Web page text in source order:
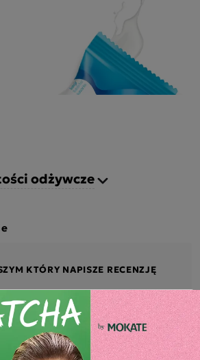
odżywcze
KTÓRY NAPISZE RECENZJĘ